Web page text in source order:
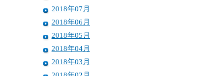
2018年07月
2018年06月
2018年05月
2018年04月
2018年03月